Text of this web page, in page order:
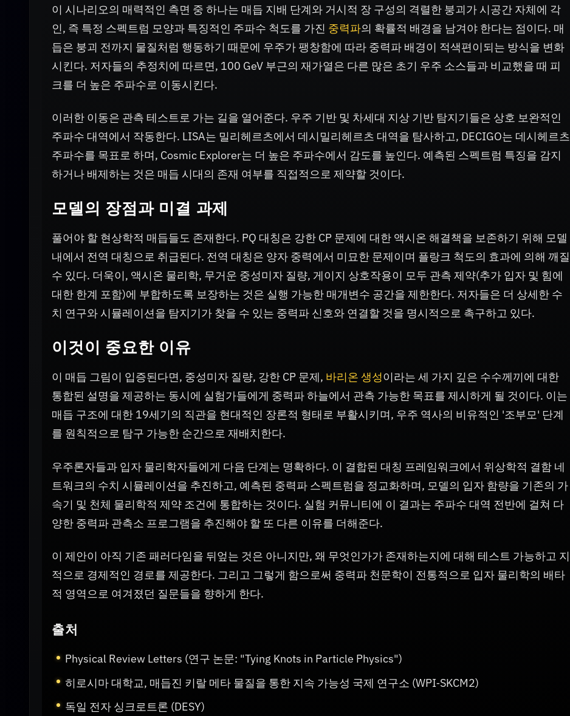
이 시나리오의 매력적인 측면 중 하나는 매듭 지배 단계와 거시적 장 구성의 격렬한 붕괴가 시공간 자체에 각
인, 즉 특정 스펙트럼 모양과 특징적인 주파수 척도를 가진 중력파의 확률적 배경을 남겨야 한다는 점이다. 매
듭은 붕괴 전까지 물질처럼 행동하기 때문에 우주가 팽창함에 따라 중력파 배경이 적색편이되는 방식을 변화
시킨다. 저자들의 추정치에 따르면, 100 GeV 부근의 재가열은 다른 많은 초기 우주 소스들과 비교했을 때 피
크를 더 높은 주파수로 이동시킨다.
이러한 이동은 관측 테스트로 가는 길을 열어준다. 우주 기반 및 차세대 지상 기반 탐지기들은 상호 보완적인
주파수 대역에서 작동한다. LISA는 밀리헤르츠에서 데시밀리헤르츠 대역을 탐사하고, DECIGO는 데시헤르츠
주파수를 목표로 하며, Cosmic Explorer는 더 높은 주파수에서 감도를 높인다. 예측된 스펙트럼 특징을 감지
하거나 배제하는 것은 매듭 시대의 존재 여부를 직접적으로 제약할 것이다.
모델의 장점과 미결 과제
풀어야 할 현상학적 매듭들도 존재한다. PQ 대칭은 강한 CP 문제에 대한 액시온 해결책을 보존하기 위해 모델
내에서 전역 대칭으로 취급된다. 전역 대칭은 양자 중력에서 미묘한 문제이며 플랑크 척도의 효과에 의해 깨질
수 있다. 더욱이, 액시온 물리학, 무거운 중성미자 질량, 게이지 상호작용이 모두 관측 제약(추가 입자 및 힘에
대한 한계 포함)에 부합하도록 보장하는 것은 실행 가능한 매개변수 공간을 제한한다. 저자들은 더 상세한 수
치 연구와 시뮬레이션을 탐지기가 찾을 수 있는 중력파 신호와 연결할 것을 명시적으로 촉구하고 있다.
이것이 중요한 이유
이 매듭 그림이 입증된다면, 중성미자 질량, 강한 CP 문제, 바리온 생성이라는 세 가지 깊은 수수께끼에 대한
통합된 설명을 제공하는 동시에 실험가들에게 중력파 하늘에서 관측 가능한 목표를 제시하게 될 것이다. 이는
매듭 구조에 대한 19세기의 직관을 현대적인 장론적 형태로 부활시키며, 우주 역사의 비유적인 '조부모' 단계
를 원칙적으로 탐구 가능한 순간으로 재배치한다.
우주론자들과 입자 물리학자들에게 다음 단계는 명확하다. 이 결합된 대칭 프레임워크에서 위상학적 결함 네
트워크의 수치 시뮬레이션을 추진하고, 예측된 중력파 스펙트럼을 정교화하며, 모델의 입자 함량을 기존의 가
속기 및 천체 물리학적 제약 조건에 통합하는 것이다. 실험 커뮤니티에 이 결과는 주파수 대역 전반에 걸쳐 다
양한 중력파 관측소 프로그램을 추진해야 할 또 다른 이유를 더해준다.
이 제안이 아직 기존 패러다임을 뒤엎는 것은 아니지만, 왜 무엇인가가 존재하는지에 대해 테스트 가능하고 지
적으로 경제적인 경로를 제공한다. 그리고 그렇게 함으로써 중력파 천문학이 전통적으로 입자 물리학의 배타
적 영역으로 여겨졌던 질문들을 향하게 한다.
출처
Physical Review Letters (연구 논문: "Tying Knots in Particle Physics")
히로시마 대학교, 매듭진 키랄 메타 물질을 통한 지속 가능성 국제 연구소 (WPI‑SKCM2)
독일 전자 싱크로트론 (DESY)